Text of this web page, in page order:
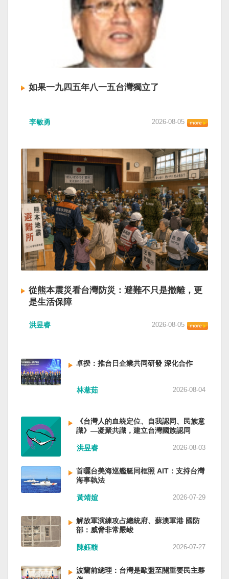
任。 賴清德表示，當今台灣的民主成就受到國際
的肯定，面對中國「民促法」的威脅，台灣不會
接受統戰滲透和紅色恐怖、不會坐視中國將壓迫
黑手伸進台灣，或任何自由國家與地區。 賴清德
強調，台灣會以行動積極響應，落實「集體防
禦、責任分擔」，並將持續提升國防力量、強化
量，確保印太區域的和平穩定；台灣也將善用
韌性，讓彼此的國家更安全更繁榮。 最後，賴清
斷，台灣有堅定的意志，確保民主燈塔永明，自
由基石永固。
五十％榮枯線，加上非製造業和綜合PMI產出指數
三大核心指標同步跌穿榮枯線，習近平的梭哈
（孤注一擲）失敗，在會議文件上不得不兩處承
認「困難」。 一處是「有效應對各種外部衝擊和
內部困難」，後面提及「要高度重視經濟運行中
的困難挑戰」。其後各段落所說的例如公平競
企業帳款拖欠問題」，更暴露企業之間拖欠已經
到「兜牢基層『三保』底線」和「抓好『一老一
精氣神，不斷創造高質量發展新業績」。不懂什
麼是「精氣神」，還以為是假文件，是新時代習
近平思想嗎？ 最後一句是「會議還研究了其他事
項。」這是每次外媒最感興趣的問題，那就是人
事問題。港媒大做文章，排查二十屆中央委員清
洗了多少人？這為習近平的進一步獨裁和二十一
大續任鋪平道路。據統計，過去一年，已有十九
名中央委員被官方宣布落馬或罷免全國人大代表
職務。另外還有「失蹤」者。總共接近三十人。
領銜的是兩名政治局委員：軍委副主席張又俠與
新疆黨委書記馬興瑞。 軍方還有原中央軍委副主
立、原軍委政治工作部主任苗華、前信息支援部
隊政委李偉、前陸軍司令員李橋、前中央軍委裝
前空軍政委郭普校、前東部戰區政委劉青松、前
委鍾紹軍等。 黨政系統部分，前廣西政府主席藍
天立、前內蒙古政府主席王莉霞、前中國證監會
主席易會滿、前內蒙古黨委書記孫紹騁、前浙江
信部部長金壯龍、前中央軍民融合辦常務副主任
雷凡培，都是被不正常免職。 最新的河北黨書記
倪岳峰「另有任用」，應該是與德國之聲與紐約
時報披露張家口對海外人士動態控制平台被登錄
有關。 這些大清洗是反映習近平的穩定還是不
安？ （作者林保華為資深時事評論員）
如果一九四五年八一五台灣獨立了
的歷史就不會有中國國民黨，也不會捲入迄今仍
人民共和國接續了，中國是中國，台灣是台灣。
兩岸已有正常外交，中國也可致力提升國民福
祉。 如果一九四五年八一五台灣獨立了，就像二
戰後許多殖民地選擇獨立，成為杭廷頓第二波民
主化的歷史。獨立的台灣會像脫離日本殖民的韓
國，八一五這一天成為獨立紀念日及光復節。不
同於有國家歷史的朝鮮，台灣是新興國家，開展
自己國家的歷史。台灣沒有像朝鮮的左右路線競
逐政權，造成內戰形成南韓、北朝分裂國家的歷
史。或許會有左右路線政黨，形塑台灣的國家之
路。 如果一九四五年八一五台灣獨立了，一九四
九年中華人民共和國革命推翻中華民國，中國國
民黨蔣介石政權只能選擇海南島，國共競鬥的歷
史就會是另一種局面，與台灣無關。台灣沒有中
國問題，中國也沒有台灣問題。台灣與中國也不
四五年八一五台灣獨立了，台灣會成為東亞漢字
語，一如新加坡留下英文，本土原有的福佬話、
客家話、原住民各族語也不會被壓迫。 如果一九
四五年八一五台灣獨立了，台灣早已是聯合國會
員國，也不至於迄今仍以國體不明的身分爭取加
爭。當然也沒有以反共為名、行專政之實的卅八
年戒嚴讓許多政治受難者的母親長期在黑夜哭
泣。 如果一九四五年八一五台灣獨立了，台灣早
已民主化，不必有長期戒嚴體制的壓迫，也沒有
群落留下來的遺民問題。漢字文化圈的國家台灣
會傳承更多日本留下來的風貌，如果吸引中國人
來台也是中國僑民或台灣新住民、新國民，而不
了，台灣早就是一個小而美的民主國家，不必在
國民養成過程的教育被教導成一個虛構的大國，
也不會有見證二二八事件的美國副領事葛超智
萬六千多平方公里的美麗島嶼群落，中央山脈南
北相連，四面海域環抱，是島嶼國度不是大陸國
李敏勇 2026-08-05
從熊本震災看台灣防災：避難不只是撤離，更
是生活保障
援速度與災後重建受到關注，避難所管理也成為
樣位於地震頻繁區域的台灣，防災工作不能只關
注災害發生後如何救援，更要思考受災者如何在
避難期間獲得安全且有尊嚴的生活。 台灣多年來
累積不少災害應變經驗，但每當重大災害發生，
者，即使面臨撤離要求，也不願離開自己的家
園，讓第一線執行撤離工作的公務人員承受壓
力。 表面上看，這似乎是防災意識不足；但更深
層的問題是，我們是否建立了一套讓人民願意避
只是住所，更是多年生活累積的情感依靠。離開
熟悉環境，本身就是重大心理挑戰。如果避難場
所只是學校體育館或公共禮堂，提供基本收容功
活便利性，民眾自然可能對撤離有所抗拒。 因
此，現代防災不能只是「把人帶離危險區域」，
而要建立讓人民相信「離開家後仍能受到妥善照
障礙者等需求，包括降溫設備、電力備援、醫療
支援與基本生活品質。 在重大災害應變中，台灣
洪昱睿 2026-08-05
卓揆：推台日企業共同研發 深化合作
林薏茹 2026-08-04
《台灣人的血統定位、自我認同、民族意
識》—凝聚共識，建立台灣國族認同
洪昱睿 2026-08-03
首曬台美海巡艦艇同框照 AIT：支持台灣
海事執法
黃靖媗 2026-07-29
解放軍演練攻占總統府、蘇澳軍港 國防
部：威脅非常嚴峻
陳鈺馥 2026-07-27
波蘭前總理：台灣是歐盟至關重要民主夥